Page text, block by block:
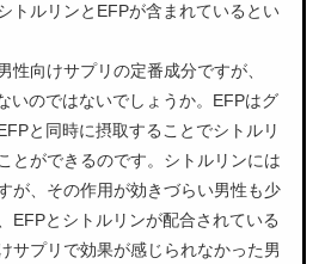
トルリンとEFPが含まれているとい
性向けサプリの定番成分ですが、
いのではないでしょうか。EFPはグ
と同時に摂取することでシトルリ
とができるのです。シトルリンには
が、その作用が効きづらい男性も少
EFPとシトルリンが配合されている
サプリで効果が感じられなかった男